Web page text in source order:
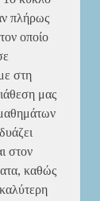
πλήρως
οποίο
στη
μας
στον
καθώς